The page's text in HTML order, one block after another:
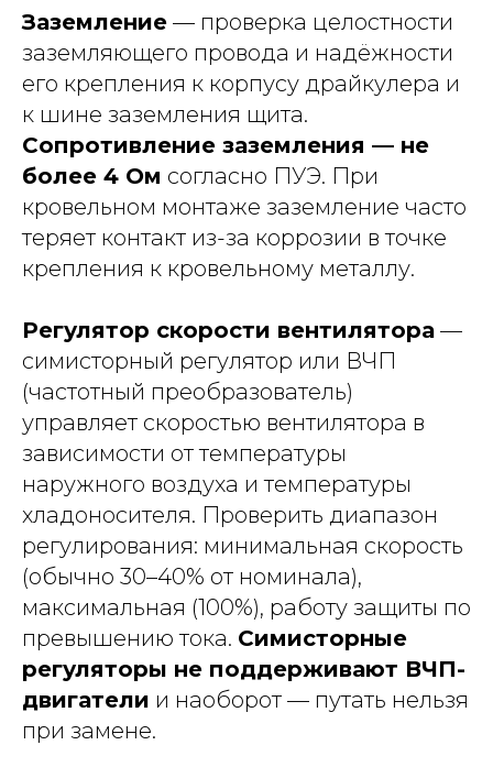
Заземление — проверка целостности
заземляющего провода и надёжности
его крепления к корпусу драйкулера и
к шине заземления щита.
Сопротивление заземления — не
более 4 Ом согласно ПУЭ. При
кровельном монтаже заземление часто
теряет контакт из-за коррозии в точке
крепления к кровельному металлу.
Регулятор скорости вентилятора —
симисторный регулятор или ВЧП
(частотный преобразователь)
управляет скоростью вентилятора в
зависимости от температуры
наружного воздуха и температуры
хладоносителя. Проверить диапазон
регулирования: минимальная скорость
(обычно 30–40% от номинала),
максимальная (100%), работу защиты по
превышению тока. Симисторные
регуляторы не поддерживают ВЧП-
двигатели и наоборот — путать нельзя
при замене.